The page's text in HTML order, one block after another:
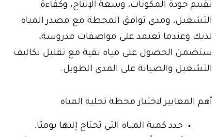
تقييم جودة المكونات، وسعة الإنتاج، وكفاءة
التشغيل، ومدى توافق المحطة مع مصدر المياه
لديك وعندما تعتمد على مواصفات مدروسة،
ستضمن الحصول على مياه نقية مع تقليل تكاليف
التشغيل والصيانة على المدى الطويل.
أهم المعايير لاختيار محطة تحلية المياه
حدد كمية المياه التي تحتاج إليها يوميًا.